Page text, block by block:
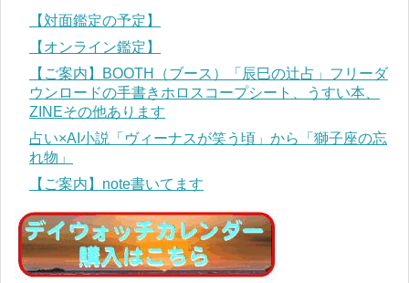
【対面鑑定の予定】
【オンライン鑑定】
【ご案内】BOOTH（ブース）「辰巳の辻占」フリーダ
ウンロードの手書きホロスコープシート、うすい本、
ZINEその他あります
占い×AI小説「ヴィーナスが笑う頃」から「獅子座の忘
れ物」
【ご案内】note書いてます